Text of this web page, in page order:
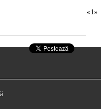
«1»